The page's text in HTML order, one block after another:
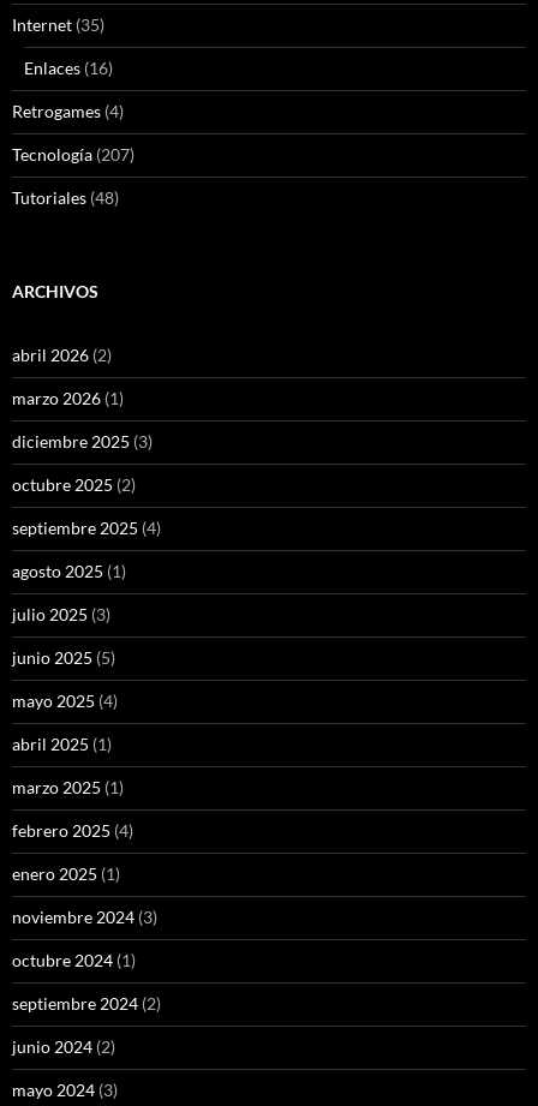
Internet (35)
Enlaces (16)
Retrogames (4)
Tecnología (207)
Tutoriales (48)
ARCHIVOS
abril 2026 (2)
marzo 2026 (1)
diciembre 2025 (3)
octubre 2025 (2)
septiembre 2025 (4)
agosto 2025 (1)
julio 2025 (3)
junio 2025 (5)
mayo 2025 (4)
abril 2025 (1)
marzo 2025 (1)
febrero 2025 (4)
enero 2025 (1)
noviembre 2024 (3)
octubre 2024 (1)
septiembre 2024 (2)
junio 2024 (2)
mayo 2024 (3)